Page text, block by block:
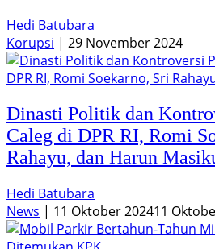
Hedi Batubara
Korupsi | 29 November 2024
Dinasti Politik dan
Caleg di DPR RI, Romi
Rahayu, dan Harun
Hedi Batubara
News | 11 Oktober 202411